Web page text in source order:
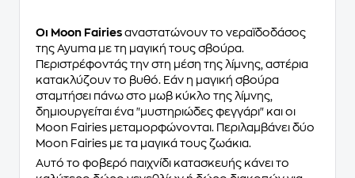
Οι Moon Fairies αναστατώνουν το νεραϊδοδάσος
της Ayuma με τη μαγική τους σβούρα.
Περιστρέφοντάς την στη μέση της λίμνης, αστέρια
κατακλύζουν το βυθό. Εάν η μαγική σβούρα
σταμτήσει πάνω στο μωβ κύκλο της λίμνης,
δημιουργείται ένα "μυστηριώδες φεγγάρι" και οι
Moon Fairies μεταμορφώνονται. Περιλαμβάνει δύο
Moon Fairies με τα μαγικά τους ζωάκια.
Αυτό το φοβερό παιχνίδι κατασκευής κάνει το